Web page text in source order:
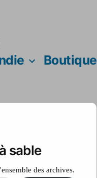
Boutique
sable
des archives.